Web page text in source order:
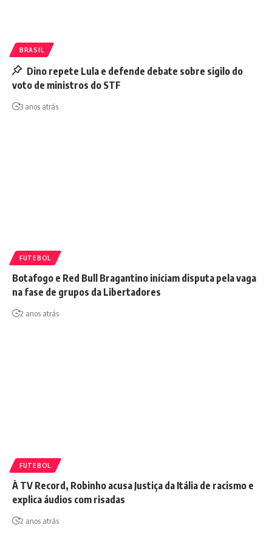
BRASIL
Dino repete Lula e defende debate sobre sigilo do
voto de ministros do STF
3 anos atrás
FUTEBOL
Botafogo e Red Bull Bragantino iniciam disputa pela vaga
na fase de grupos da Libertadores
2 anos atrás
FUTEBOL
À TV Record, Robinho acusa Justiça da Itália de racismo e
explica áudios com risadas
2 anos atrás